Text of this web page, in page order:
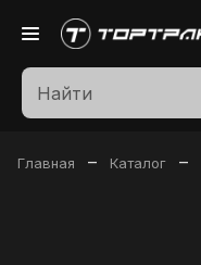
Главная – Каталог –